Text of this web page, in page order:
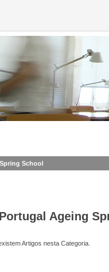
School
Ageing
Artigos nesta Categoria.